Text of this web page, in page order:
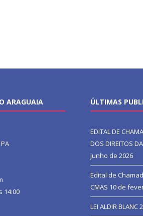
ARAGUAIA
14:00
ÚLTIMAS
EDITAL DE
DOS DIREITOS
junho de 2026
Edital de
CMAS 10 de
LEI ALDIR BLANC